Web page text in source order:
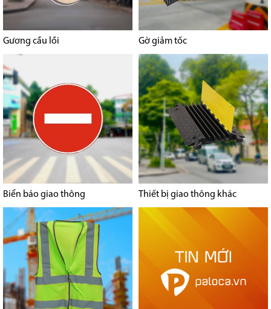
Gương cầu lồi Gờ giảm tốc
Biển báo giao thông Thiết bị giao thông khác